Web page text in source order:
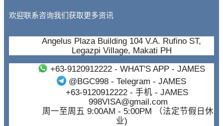
欢迎联系咨询我们获取更多资讯
Angelus Plaza Building 104 V.A. Rufino ST,
Legazpi Village, Makati PH
+63-9120912222- WHAT'S APP - JAMES
@BGC998 - Telegram - JAMES
+63-9120912222- 手机 - JAMES
998VISA@gmail.com
周一至周五 9:00AM - 5:00PM （法定节假日休
业)